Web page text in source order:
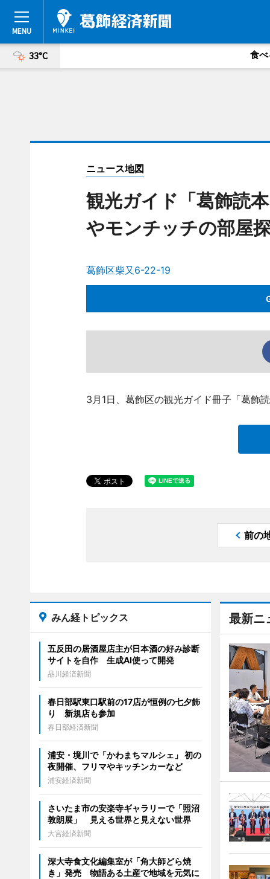
33°C 食べ
ニュース地図
観光ガイド「葛飾読
やモンチッチの部屋
葛飾区柴又6-22-19
3月1日、葛飾区の観光ガイド冊子「葛飾
前の
最新ニ
みん経トピックス
五反田の居酒屋店主が日本酒の好み診断
サイトを自作 生成AI使って開発
品川経済新聞
春日部駅東口駅前の17店が恒例の七夕飾
り 新規店も参加
春日部経済新聞
浦安・境川で「かわまちマルシェ」 初の
夜開催、フリマやキッチンカーなど
浦安経済新聞
さいたま市の安楽寺ギャラリーで「照沼
敦朗展」 見える世界と見えない世界
大宮経済新聞
深大寺食文化編集室が「角大師どら焼
き」発売 物語ある土産で地域を元気に